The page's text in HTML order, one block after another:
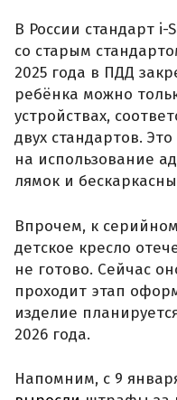
В России стандарт i-
со старым
2025 года в ПДД
ребёнка можно
устройствах,
двух стандартов.
на использование
лямок и
Впрочем, к
детское кресло
не готово. Сейчас
проходит этап
изделие
2026 года.
Напомним, с 9